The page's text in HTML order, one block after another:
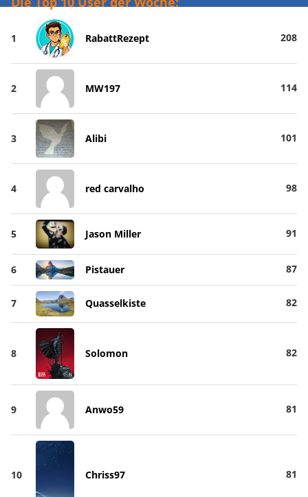
1 RabattRezept 208
2 MW197 114
3 Alibi 101
4 red carvalho 98
5 Jason Miller 91
6 Pistauer 87
7 Quasselkiste 82
8 Solomon 82
9 Anwo59 81
10 Chriss97 81